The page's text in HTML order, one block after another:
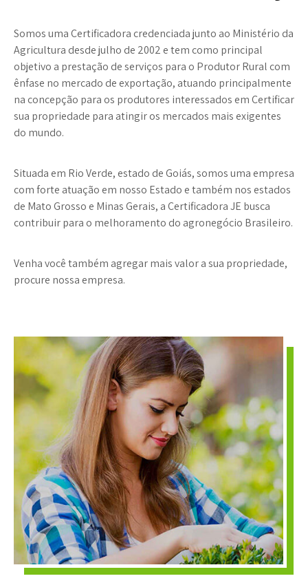
Somos uma Certificadora credenciada junto ao Ministério da
Agricultura desde julho de 2002 e tem como principal
objetivo a prestação de serviços para o Produtor Rural com
ênfase no mercado de exportação, atuando principalmente
na concepção para os produtores interessados em Certificar
sua propriedade para atingir os mercados mais exigentes
do mundo.
Situada em Rio Verde, estado de Goiás, somos uma empresa
com forte atuação em nosso Estado e também nos estados
de Mato Grosso e Minas Gerais, a Certificadora JE busca
contribuir para o melhoramento do agronegócio Brasileiro.
Venha você também agregar mais valor a sua propriedade,
procure nossa empresa.